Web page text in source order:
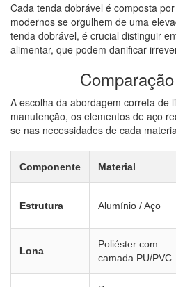
Cada tenda dobrável é composta
modernos se orgulhem de uma
tenda dobrável, é crucial distinguir
alimentar, que podem danificar
A escolha da abordagem correta de
manutenção, os elementos de aço
se nas necessidades de cada
Componente Material
Estrutura Alumínio / Aço
Lona
Poliéster com
camada PU/PVC